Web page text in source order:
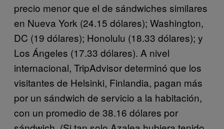
precio menor que el de sándwiches similares
en Nueva York (24.15 dólares); Washington,
DC (19 dólares); Honolulu (18.33 dólares); y
Los Ángeles (17.33 dólares). A nivel
internacional, TripAdvisor determinó que los
visitantes de Helsinki, Finlandia, pagan más
por un sándwich de servicio a la habitación,
con un promedio de 38.16 dólares por